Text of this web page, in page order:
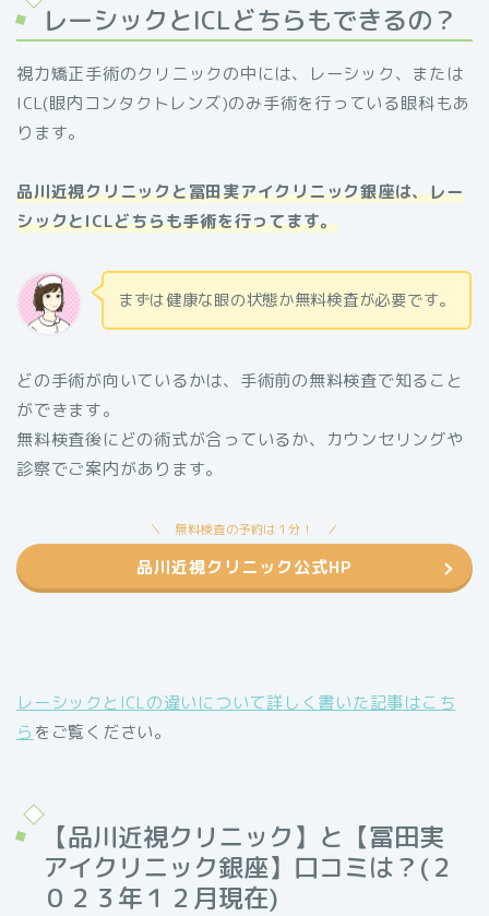
レーシックとICLどちらもできるの？
視力矯正手術のクリニックの中には、レーシック、または
ICL(眼内コンタクトレンズ)のみ手術を行っている眼科もあ
ります。
品川近視クリニックと冨田実アイクリニック銀座は、レー
シックとICLどちらも手術を行ってます。
まずは健康な眼の状態か無料検査が必要です。
どの手術が向いているかは、手術前の無料検査で知ること
ができます。
無料検査後にどの術式が合っているか、カウンセリングや
診察でご案内があります。
無料検査の予約は１分！
品川近視クリニック公式HP
レーシックとICLの違いについて詳しく書いた記事はこち
ら をご覧ください。
【品川近視クリニック】と【冨田実
アイクリニック銀座】口コミは？(２
０２３年１２月現在)